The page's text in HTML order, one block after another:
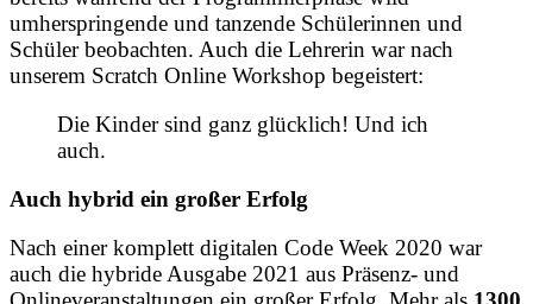
umherspringende und tanzende Schülerinnen und
Schüler beobachten. Auch die Lehrerin war nach
unserem Scratch Online Workshop begeistert:
Die Kinder sind ganz glücklich! Und ich
auch.
Auch hybrid ein großer Erfolg
Nach einer komplett digitalen Code Week 2020 war
auch die hybride Ausgabe 2021 aus Präsenz- und